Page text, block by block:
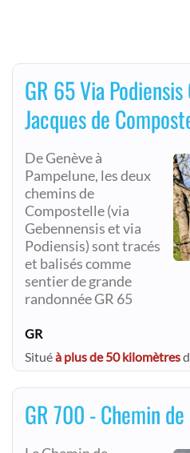
GR 65 Via
Jacques de
De Genève à
Pampelune, les deux
chemins de
Compostelle (via
Gebennensis et via
Podiensis) sont tracés
et balisés comme
sentier de grande
randonnée GR 65
GR
Situéà plus de 50 kilomètres
GR 700 - Chemin